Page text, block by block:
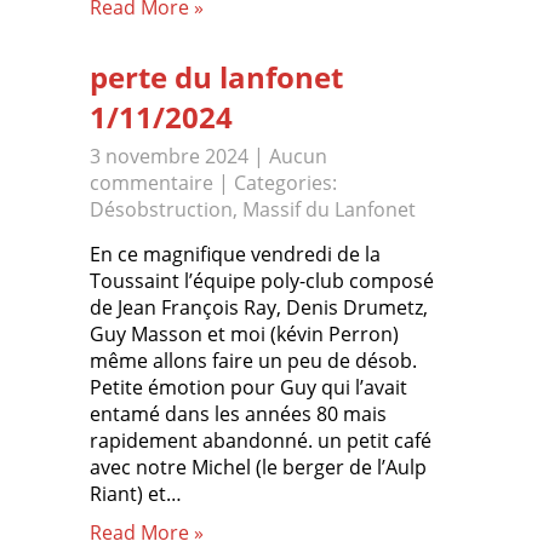
Read More »
perte du lanfonet
1/11/2024
3 novembre 2024 | Aucun
commentaire | Categories:
Désobstruction, Massif du Lanfonet
En ce magnifique vendredi de la
Toussaint l’équipe poly-club composé
de Jean François Ray, Denis Drumetz,
Guy Masson et moi (kévin Perron)
même allons faire un peu de désob.
Petite émotion pour Guy qui l’avait
entamé dans les années 80 mais
rapidement abandonné. un petit café
avec notre Michel (le berger de l’Aulp
Riant) et…
Read More »